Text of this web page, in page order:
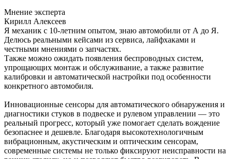
Мнение эксперта
Кирилл Алексеев
Я механик с 10-летним опытом, знаю автомобили от А до Я.
Делюсь реальными кейсами из сервиса, лайфхаками и
честными мнениями о запчастях.
Также можно ожидать появления беспроводных систем,
упрощающих монтаж и обслуживание, а также развитие
калибровки и автоматической настройки под особенности
конкретного автомобиля.
Инновационные сенсоры для автоматического обнаружения и
диагностики стуков в подвеске и рулевом управлении — это
реальный прогресс, который уже помогает сделать вождение
безопаснее и дешевле. Благодаря высокотехнологичным
вибрационным, акустическим и оптическим сенсорам,
современные системы не только фиксируют неисправности на